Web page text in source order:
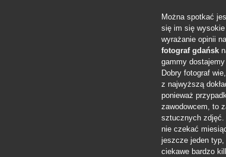
Można spotkać
się im się
wyrażanie opinii
fotograf gdańsk
gammy
Dobry fotograf
z najwyższą
ponieważ
zawodowcem, to
sztucznych zdjęć.
nie czekać
jeszcze jeden typ,
ciekawe bardzo